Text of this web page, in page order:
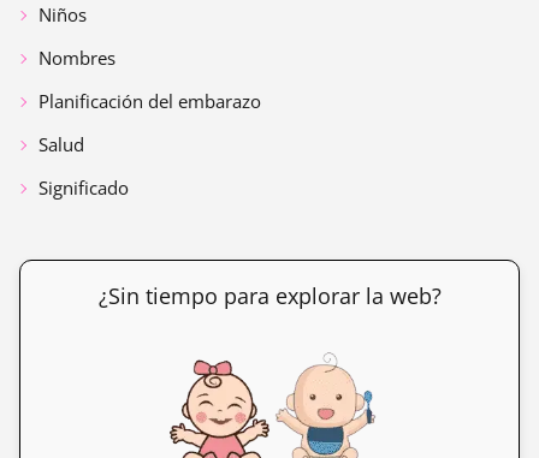
Niños
Nombres
Planificación del embarazo
Salud
Significado
¿Sin tiempo para explorar la web?